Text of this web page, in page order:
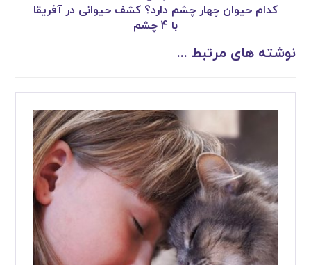
کدام حیوان چهار چشم دارد؟ کشف حیوانی در آفریقا
با 4 چشم
نوشته های مرتبط ...